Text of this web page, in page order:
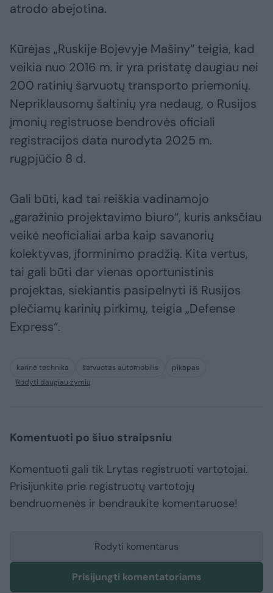
atrodo abejotina.
Kūrėjas „Ruskije Bojevyje Mašiny“ teigia, kad
veikia nuo 2016 m. ir yra pristatę daugiau nei
200 ratinių šarvuotų transporto priemonių.
Nepriklausomų šaltinių yra nedaug, o Rusijos
įmonių registruose bendrovės oficiali
registracijos data nurodyta 2025 m.
rugpjūčio 8 d.
Gali būti, kad tai reiškia vadinamojo
„garažinio projektavimo biuro“, kuris anksčiau
veikė neoficialiai arba kaip savanorių
kolektyvas, įforminimo pradžią. Kita vertus,
tai gali būti dar vienas oportunistinis
projektas, siekiantis pasipelnyti iš Rusijos
plečiamų karinių pirkimų, teigia „Defense
Express“.
karinė technika šarvuotas automobilis
pikapas
Rodyti daugiau žymių
Komentuoti po šiuo straipsniu
Komentuoti gali tik Lrytas registruoti vartotojai.
Prisijunkite prie registruotų vartotojų
bendruomenės ir bendraukite komentaruose!
Rodyti komentarus
Prisijungti komentatoriams